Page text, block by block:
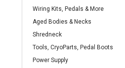
Wiring Kits, Pedals & More
Aged Bodies & Necks
Shredneck
Tools, CryoParts, Pedal Boots
Power Supply